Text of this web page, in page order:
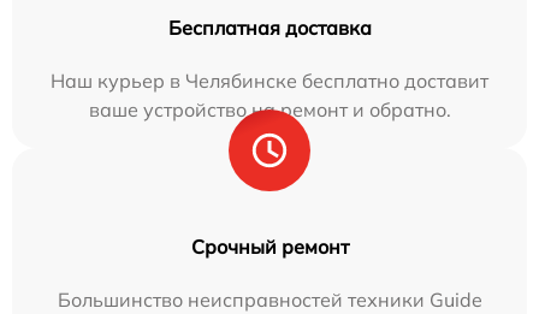
Бесплатная доставка
Наш курьер в Челябинске бесплатно доставит
ваше устройство на ремонт и обратно.
Срочный ремонт
Большинство неисправностей техники Guide